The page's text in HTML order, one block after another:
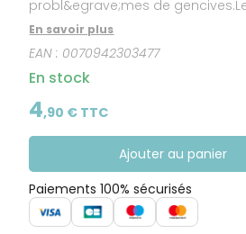
probl&egrave;mes de
manche pour mieux
post&eacute;rieures.&nbsp;Petite
brossette ambulatoire est
l&rsquo;emploi.Protection
les brossettes sont
agent antibact&eacute;rien, la
inhibe la croissance
brossettes
a&eacute;ration, le capuchon
brossette tout en lui permettant
En savoir plus
EAN : 0070942303477
En stock
4,90 € TTC
Ajouter au panier
Paiements 100% sécurisés